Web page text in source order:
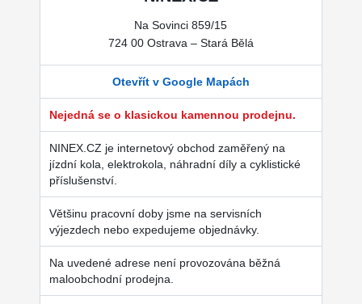
Na Sovinci 859/15
724 00 Ostrava – Stará Bělá
Otevřít v Google Mapách
Nejedná se o klasickou kamennou prodejnu.
NINEX.CZ je internetový obchod zaměřený na
jízdní kola, elektrokola, náhradní díly a cyklistické
příslušenství.
Většinu pracovní doby jsme na servisních
výjezdech nebo expedujeme objednávky.
Na uvedené adrese není provozována běžná
maloobchodní prodejna.